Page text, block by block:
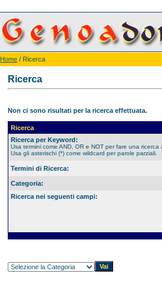
Home / Ricerca
Ricerca
Non ci sono risultati per la ricerca effettuata.
Ricerca
Ricerca per Keyword:
Usa termini come AND, OR e NOT per fare una ricerca
Usa gli asterischi (*) come wildcard per parole parziali.
Termini di Ricerca:
Categoria:
Ricerca nei seguenti campi: